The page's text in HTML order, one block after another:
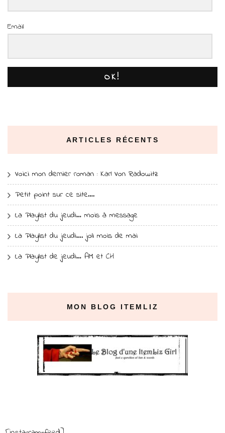
Email
OK!
ARTICLES RÉCENTS
Voici mon dernier roman : Karl Von Radowitz
Petit point sur ce site….
La Playlist du jeudi… mois à message
La Playlist du jeudi…. joli mois de mai
La Playlist de jeudi… AM et CH
MON BLOG ITEMLIZ